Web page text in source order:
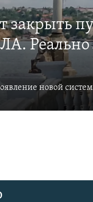
закрыть
Реально
новой